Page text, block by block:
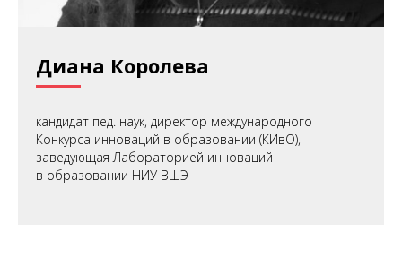
Диана Королева
кандидат пед. наук, директор международного
Конкурса инноваций в образовании (КИвО),
заведующая Лабораторией инноваций
в образовании НИУ ВШЭ